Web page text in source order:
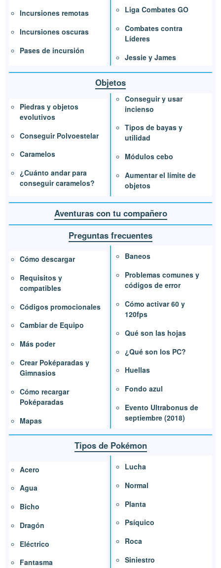
Incursiones remotas
Incursiones oscuras
Pases de incursión
Liga Combates GO
Combates contra
Líderes
Jessie y James
Objetos
Piedras y objetos
evolutivos
Conseguir Polvoestelar
Caramelos
¿Cuánto andar para
conseguir caramelos?
Conseguir y usar
incienso
Tipos de bayas y
utilidad
Módulos cebo
Aumentar el límite de
objetos
Aventuras con tu compañero
Preguntas frecuentes
Cómo descargar
Requisitos y
compatibles
Códigos promocionales
Cambiar de Equipo
Más poder
Crear Poképaradas y
Gimnasios
Cómo recargar
Poképaradas
Mapas
Baneos
Problemas comunes y
códigos de error
Cómo activar 60 y
120fps
Qué son las hojas
¿Qué son los PC?
Huellas
Fondo azul
Evento Ultrabonus de
septiembre (2018)
Tipos de Pokémon
Acero
Agua
Bicho
Dragón
Eléctrico
Fantasma
Lucha
Normal
Planta
Psíquico
Roca
Siniestro